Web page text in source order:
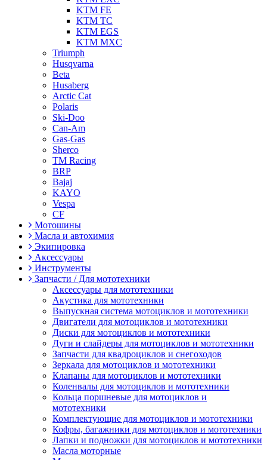
KTM FE
KTM TC
KTM EGS
KTM MXC
Triumph
Husqvarna
Beta
Husaberg
Arctic Cat
Polaris
Ski-Doo
Can-Am
Gas-Gas
Sherco
TM Racing
BRP
Bajaj
KAYO
Vespa
CF
Мотошины
Масла и автохимия
Экипировка
Аксессуары
Инструменты
Запчасти / Для мототехники
Аксессуары для мототехники
Акустика для мототехники
Выпускная система мотоциклов и мототехники
Двигатели для мотоциклов и мототехники
Диски для мотоциклов и мототехники
Дуги и слайдеры для мотоциклов и мототехники
Запчасти для квадроциклов и снегоходов
Зеркала для мотоциклов и мототехники
Клапаны для мотоциклов и мототехники
Коленвалы для мотоциклов и мототехники
Кольца поршневые для мотоциклов и
мототехники
Комплектующие для мотоциклов и мототехники
Кофры, багажники для мотоциклов и мототехники
Лапки и подножки для мотоциклов и мототехники
Масла моторные